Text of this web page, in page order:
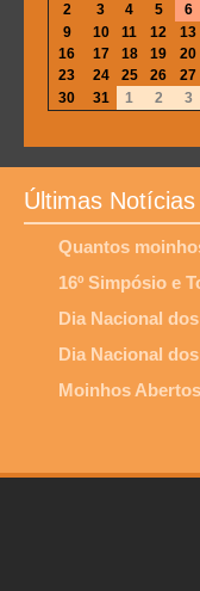
2
3 4 5 6
9
10 11 12 13
16
17 18 19 20
23
24 25 26 27
30
31 1 2 3
Últimas Notícias
Quantos
16º Simpósio e
Dia Nacional
Dia Nacional
Moinhos